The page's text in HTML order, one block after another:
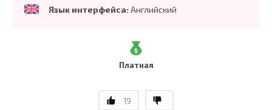
Язык интерфейса: Английский
Платная
19